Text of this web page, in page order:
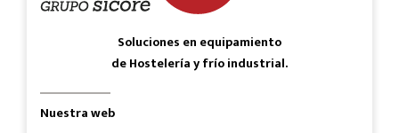
Soluciones en equipamiento
de Hostelería y frío industrial.
Nuestra web